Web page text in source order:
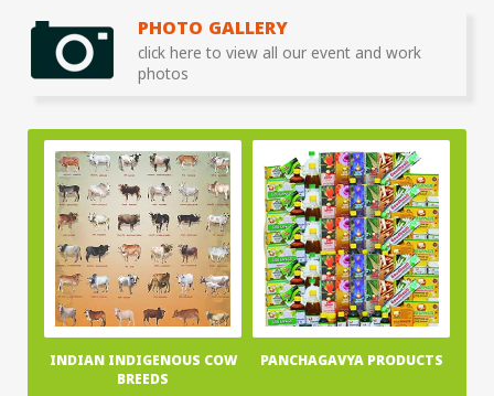
PHOTO GALLERY
click here to view all our event and work
photos
INDIAN INDIGENOUS COW
BREEDS
PANCHAGAVYA PRODUCTS